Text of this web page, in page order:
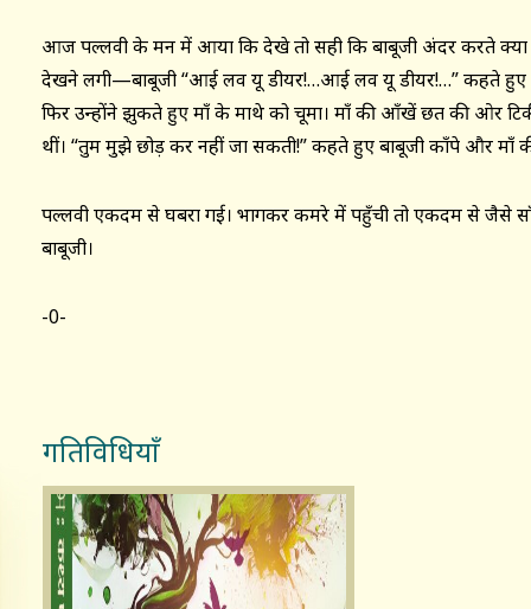
आज पल्लवी के मन में आया कि देखे तो सही कि बाबूजी अंदर करते क्या
देखने लगी—बाबूजी “आई लव यू डीयर!…आई लव यू डीयर!…” कहते हुए
फिर उन्होंने झुकते हुए माँ के माथे को चूमा। माँ की आँखें छत की ओर टिकी
थीं। “तुम मुझे छोड़ कर नहीं जा सकती!” कहते हुए बाबूजी काँपे और माँ
पल्लवी एकदम से घबरा गई। भागकर कमरे में पहुँची तो एकदम से जैसे
बाबूजी।
-0-
गतिविधियाँ